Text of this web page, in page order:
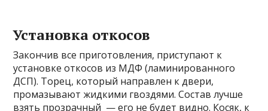
Установка откосов
Закончив все приготовления, приступают к
установке откосов из МДФ (ламинированного
ДСП). Торец, который направлен к двери,
промазывают жидкими гвоздями. Состав лучше
взять прозрачный — его не будет видно. Косяк, к